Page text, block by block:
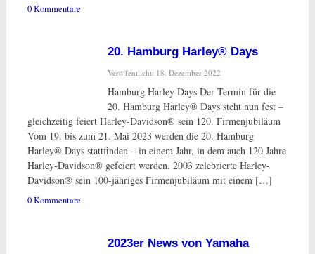
0 Kommentare
20. Hamburg Harley® Days
Veröffentlicht: 18. Dezember 2022
Hamburg Harley Days Der Termin für die
20. Hamburg Harley® Days steht nun fest –
gleichzeitig feiert Harley-Davidson® sein 120. Firmenjubiläum
Vom 19. bis zum 21. Mai 2023 werden die 20. Hamburg
Harley® Days stattfinden – in einem Jahr, in dem auch 120 Jahre
Harley-Davidson® gefeiert werden. 2003 zelebrierte Harley-
Davidson® sein 100-jähriges Firmenjubiläum mit einem […]
0 Kommentare
2023er News von Yamaha